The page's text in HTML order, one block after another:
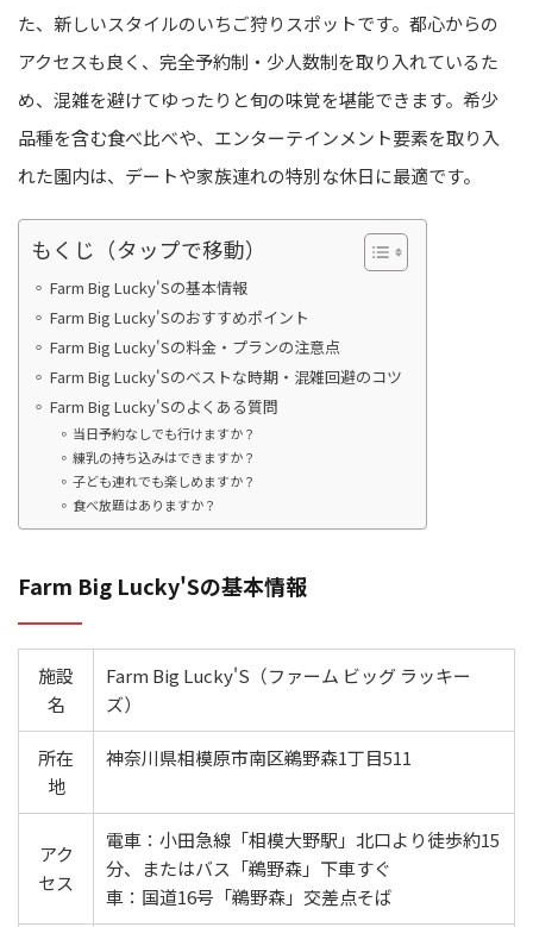
た、新しいスタイルのいちご狩りスポットです。都心からの
アクセスも良く、完全予約制・少人数制を取り入れているた
め、混雑を避けてゆったりと旬の味覚を堪能できます。希少
品種を含む食べ比べや、エンターテインメント要素を取り入
れた園内は、デートや家族連れの特別な休日に最適です。
もくじ（タップで移動）
Farm Big Lucky'Sの基本情報
Farm Big Lucky'Sのおすすめポイント
Farm Big Lucky'Sの料金・プランの注意点
Farm Big Lucky'Sのベストな時期・混雑回避のコツ
Farm Big Lucky'Sのよくある質問
当日予約なしでも行けますか？
練乳の持ち込みはできますか？
子ども連れでも楽しめますか？
食べ放題はありますか？
Farm Big Lucky'Sの基本情報
施設
名
Farm Big Lucky'S（ファーム ビッグ ラッキー
ズ）
所在
地
神奈川県相模原市南区鵜野森1丁目511
アク
セス
電車：小田急線「相模大野駅」北口より徒歩約15
分、またはバス「鵜野森」下車すぐ
車：国道16号「鵜野森」交差点そば